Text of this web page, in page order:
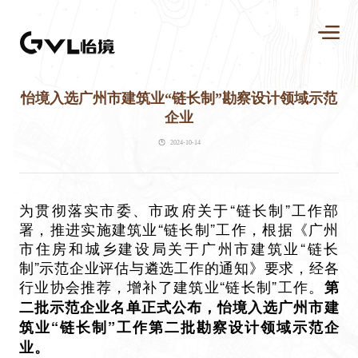
怡境入选广州市建筑业“链长制”勘察设计领域示范
企业
2024-10-14
为贯彻落实市委、市政府关于“链长制”工作部
署，推进实施建筑业“链长制”工作，根据《广州
市住房和城乡建设局关于广州市建筑业“链长
制”示范企业评估与遴选工作的通知》要求，经各
行业协会推荐，增补了建筑业“链长制”工作。 第
二批示范企业名单正式公布，怡境入选广州市建
筑业“链长制”工作第二批勘察设计领域示范企
业。